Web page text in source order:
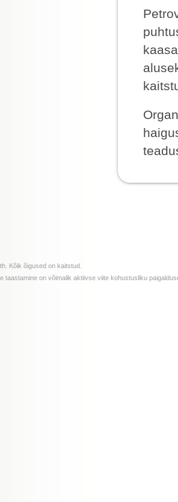
Kõik õigused on kaitstud.
taastamine on võimalik aktiivse viite kohustusliku